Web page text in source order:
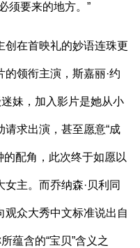
须要来的地方。”
在首映礼的妙语连珠更
领衔主演，斯嘉丽·约
妹，加入影片是她从小
求出演，甚至愿意“成
的配角，此次终于如愿以
主。而乔纳森·贝利同
观众大秀中文标准说出自
蕴含的“宝贝”含义之